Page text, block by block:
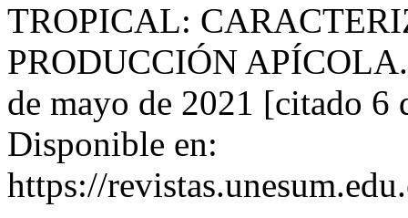
TROPICAL:
PRODUCCIÓN
de mayo de 2021 [citado 6
Disponible en:
https://